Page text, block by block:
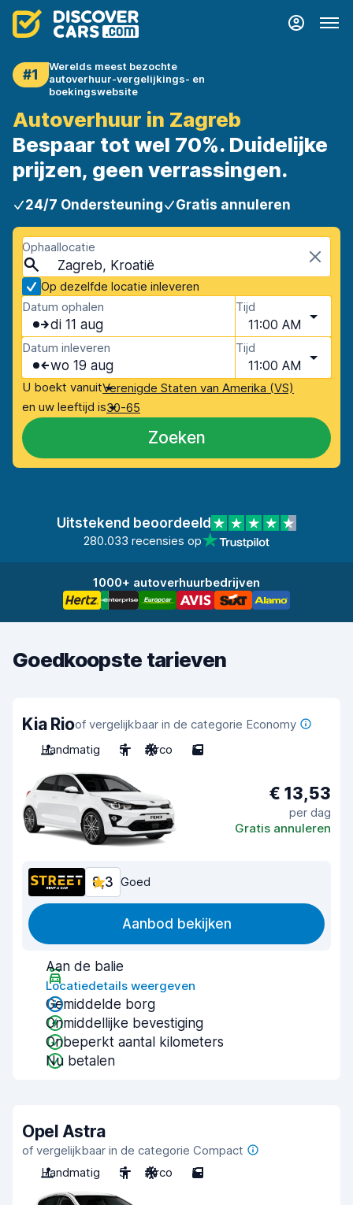
#1
Werelds meest bezochte
autoverhuur-vergelijkings- en
boekingswebsite
Autoverhuur in Zagreb
Bespaar tot wel 70%. Duidelijke
prijzen, geen verrassingen.
24/7 Ondersteuning Gratis annuleren
Ophaallocatie
Zagreb, Kroatië
Op dezelfde locatie inleveren
Datum ophalen
di 11 aug
Tijd
11:00 AM
Datum inleveren
wo 19 aug
Tijd
11:00 AM
U boekt vanuitVerenigde Staten van Amerika (VS)
en uw leeftijd is30-65
Zoeken
Uitstekend beoordeeld
280.033 recensies op
1000+ autoverhuurbedrijven
Goedkoopste tarieven
Kia Rioof vergelijkbaar in de categorie Economy
Handmatig
5 Airco 5
€ 13,53
per dag
Gratis annuleren
8,3 Goed
Aanbod bekijken
Aan de balie
Locatiedetails weergeven
Gemiddelde borg
Onmiddellijke bevestiging
Onbeperkt aantal kilometers
Nu betalen
Opel Astra
of vergelijkbaar in de categorie Compact
Handmatig
5 Airco 5